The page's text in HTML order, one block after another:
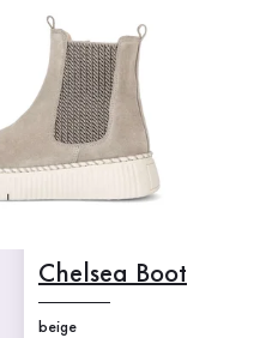
Chelsea Boot
beige